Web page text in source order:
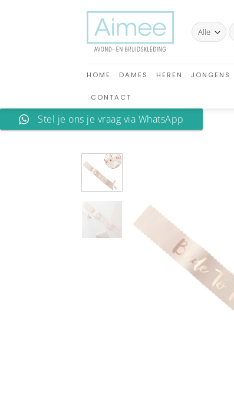
HOME DAMES HEREN JONGENS
CONTACT
Stel je ons je vraag via WhatsApp